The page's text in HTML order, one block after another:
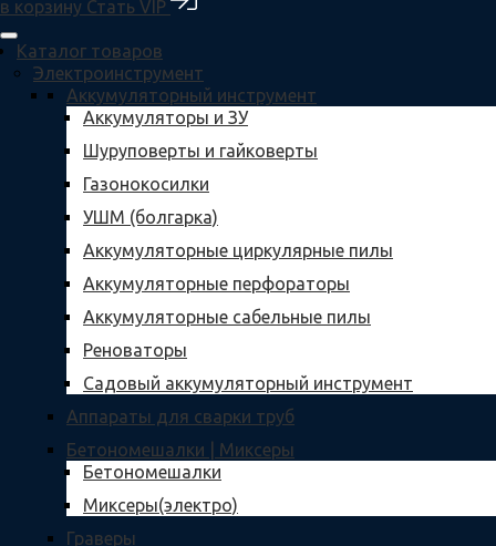
в корзину Стать VIP
Каталог товаров
Электроинструмент
Аккумуляторный инструмент
Аккумуляторы и ЗУ
Шуруповерты и гайковерты
Газонокосилки
УШМ (болгарка)
Аккумуляторные циркулярные пилы
Аккумуляторные перфораторы
Аккумуляторные сабельные пилы
Реноваторы
Садовый аккумуляторный инструмент
Аппараты для сварки труб
Бетономешалки | Миксеры
Бетономешалки
Миксеры(электро)
Граверы